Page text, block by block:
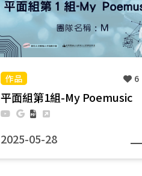
6
平面組第1組-My Poemusic
2025-05-28